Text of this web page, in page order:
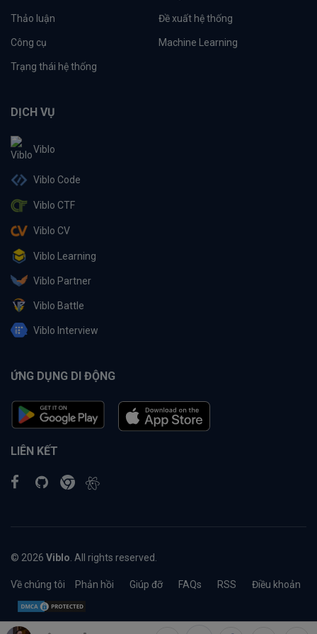
Thảo luận Đề xuất hệ thống
Công cụ Machine Learning
Trạng thái hệ thống
DỊCH VỤ
Viblo
Viblo Code
Viblo CTF
Viblo CV
Viblo Learning
Viblo Partner
Viblo Battle
Viblo Interview
ỨNG DỤNG DI ĐỘNG
LIÊN KẾT
© 2026 Viblo . All rights reserved.
Về chúng tôi Phản hồi Giúp đỡ FAQs RSS Điều khoản